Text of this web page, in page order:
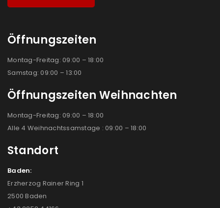
Öffnungszeiten
Montag-Freitag: 09:00 – 18:00
Samstag: 09:00 – 13:00
Öffnungszeiten Weihnachten
Montag-Freitag: 09:00 – 18:00
Alle 4 Weihnachtssamstage : 09:00 – 18:00
Standort
Baden:
Erzherzog Rainer Ring 1
2500 Baden